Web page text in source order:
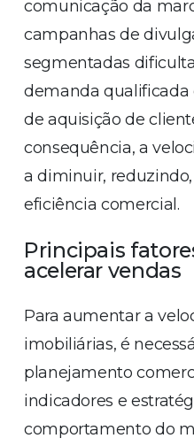
comunicação da
campanhas de
segmentadas
demanda
de aquisição de
consequência, a
a diminuir,
eficiência comercial.
Principais
acelerar vendas
Para aumentar a
imobiliárias, é
planejamento
indicadores e
comportamento do